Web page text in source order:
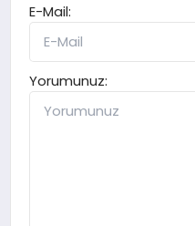
E-Mail:
Yorumunuz: